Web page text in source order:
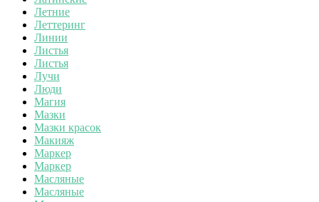
Летние
Леттеринг
Линии
Листья
Листья
Лучи
Люди
Магия
Мазки
Мазки красок
Макияж
Маркер
Маркер
Масляные
Масляные